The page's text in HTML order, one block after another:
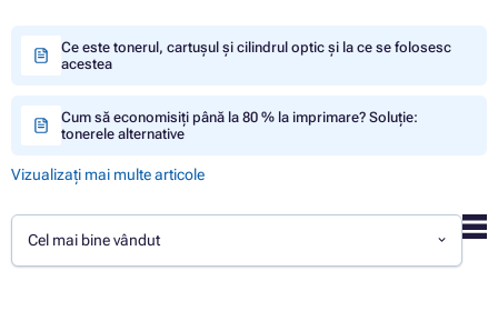
Ce este tonerul, cartușul și cilindrul optic și la ce se folosesc
acestea
Cum să economisiți până la 80 % la imprimare? Soluție:
tonerele alternative
Vizualizați mai multe articole
Cel mai bine vândut